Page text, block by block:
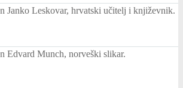
Janko Leskovar, hrvatski učitelj i književnik.
Edvard Munch, norveški slikar.